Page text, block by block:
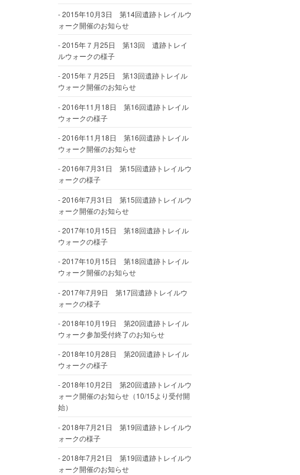
2015年10月3日 第14回遺跡トレイルウ
ォーク開催のお知らせ
2015年７月25日 第13回 遺跡トレイ
ルウォークの様子
2015年７月25日 第13回遺跡トレイル
ウォーク開催のお知らせ
2016年11月18日 第16回遺跡トレイル
ウォークの様子
2016年11月18日 第16回遺跡トレイル
ウォーク開催のお知らせ
2016年7月31日 第15回遺跡トレイルウ
ォークの様子
2016年7月31日 第15回遺跡トレイルウ
ォーク開催のお知らせ
2017年10月15日 第18回遺跡トレイル
ウォークの様子
2017年10月15日 第18回遺跡トレイル
ウォーク開催のお知らせ
2017年7月9日 第17回遺跡トレイルウ
ォークの様子
2018年10月19日 第20回遺跡トレイル
ウォーク参加受付終了のお知らせ
2018年10月28日 第20回遺跡トレイル
ウォークの様子
2018年10月2日 第20回遺跡トレイルウ
ォーク開催のお知らせ（10/15より受付開
始）
2018年7月21日 第19回遺跡トレイルウ
ォークの様子
2018年7月21日 第19回遺跡トレイルウ
ォーク開催のお知らせ